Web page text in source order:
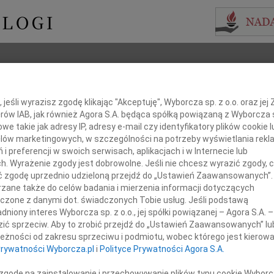
Imię i nazwisko lub numer
+ szukanie
INNE NEKROLOGI
07.08.2026Warszawa
Dziekanie Wydziału dr hab.
07.08.2026Warszawa
Naszej kochanej i dzielnej
Jacek Tadeusz Duniec
Z wielkim żalem przyjęliśmy
Małgorzata Kościelska
W dniu 3 sierpnia 2026 roku
wyrazisz zgodę klikając "Akceptuję", Wyborcza sp. z o.o. oraz jej
IAB, jak również Agora S.A. będąca spółką powiązaną z Wyborcza
takie jak adresy IP, adresy e-mail czy identyfikatory plików cookie
marketingowych, w szczególności na potrzeby wyświetlania
preferencji w swoich serwisach, aplikacjach i w Internecie lub
Wyrażenie zgody jest dobrowolne. Jeśli nie chcesz wyrazić zgody,
uprzednio udzieloną przejdź do „Ustawień Zaawansowanych”.
także do celów badania i mierzenia informacji dotyczących
z danymi dot. świadczonych Tobie usług. Jeśli podstawą
interes Wyborcza sp. z o.o., jej spółki powiązanej – Agora S.A. –
sprzeciw. Aby to zrobić przejdź do „Ustawień Zaawansowanych”
od zakresu sprzeciwu i podmiotu, wobec którego jest
Wyborcza.pl i Polityce Prywatności Agora S.A.